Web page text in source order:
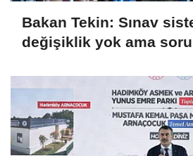
Bakan Tekin: Sınav
değişiklik yok ama